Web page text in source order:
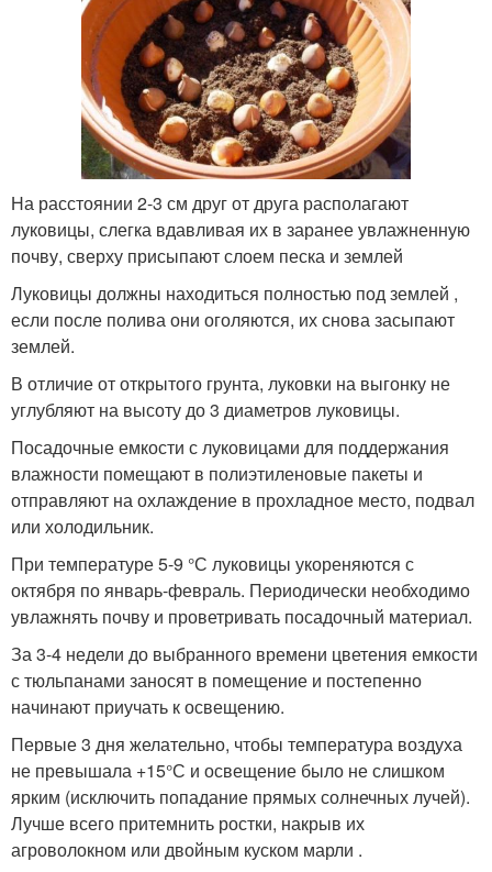
На расстоянии 2-3 см друг от друга располагают
луковицы, слегка вдавливая их в заранее увлажненную
почву, сверху присыпают слоем песка и землей
Луковицы должны находиться полностью под землей ,
если после полива они оголяются, их снова засыпают
землей.
В отличие от открытого грунта, луковки на выгонку не
углубляют на высоту до 3 диаметров луковицы.
Посадочные емкости с луковицами для поддержания
влажности помещают в полиэтиленовые пакеты и
отправляют на охлаждение в прохладное место, подвал
или холодильник.
При температуре 5-9 °С луковицы укореняются с
октября по январь-февраль. Периодически необходимо
увлажнять почву и проветривать посадочный материал.
За 3-4 недели до выбранного времени цветения емкости
с тюльпанами заносят в помещение и постепенно
начинают приучать к освещению.
Первые 3 дня желательно, чтобы температура воздуха
не превышала +15°С и освещение было не слишком
ярким (исключить попадание прямых солнечных лучей).
Лучше всего притемнить ростки, накрыв их
агроволокном или двойным куском марли .